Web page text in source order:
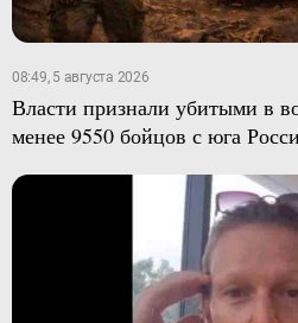
08:49, 5 августа 2026
Власти признали убитыми в
менее 9550 бойцов с юга